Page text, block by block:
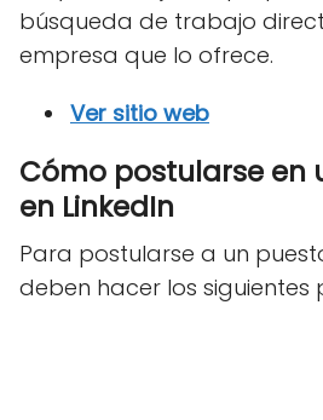
búsqueda de trabajo
empresa que lo ofrece.
Ver sitio web
Cómo postularse en
en LinkedIn
Para postularse a un
deben hacer los siguientes